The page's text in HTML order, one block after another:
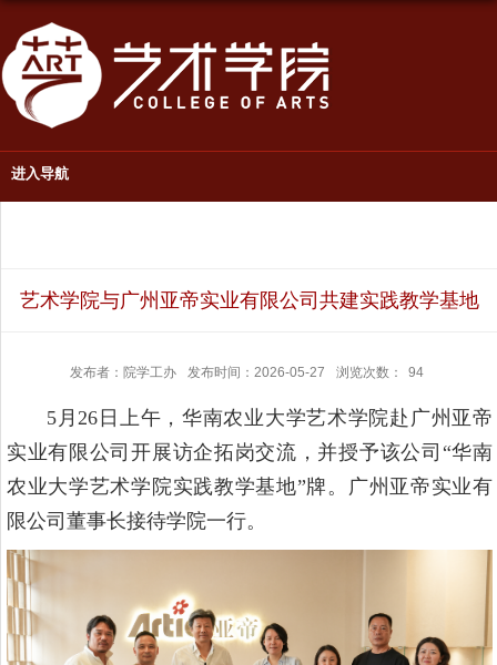
进入导航
艺术学院与广州亚帝实业有限公司共建实践教学基地
发布者：院学工办 发布时间：2026-05-27 浏览次数： 94
5月26日上午，华南农业大学艺术学院赴广州亚帝
实业有限公司开展访企拓岗交流，并授予该公司“华南
农业大学艺术学院实践教学基地”牌。广州亚帝实业有
限公司董事长接待学院一行。